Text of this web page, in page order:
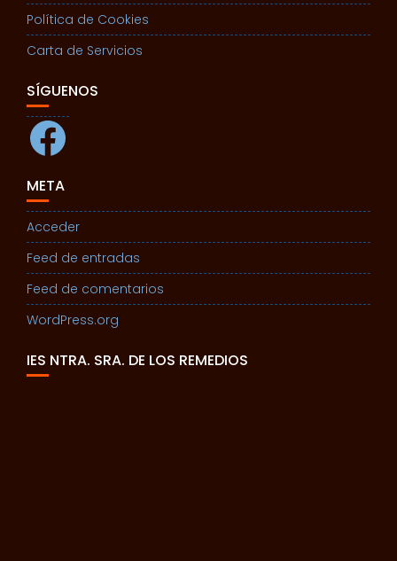
Política de Cookies
Carta de Servicios
SÍGUENOS
Facebook
META
Acceder
Feed de entradas
Feed de comentarios
WordPress.org
IES NTRA. SRA. DE LOS REMEDIOS